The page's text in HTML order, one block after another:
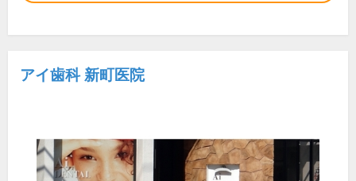
アイ歯科 新町医院